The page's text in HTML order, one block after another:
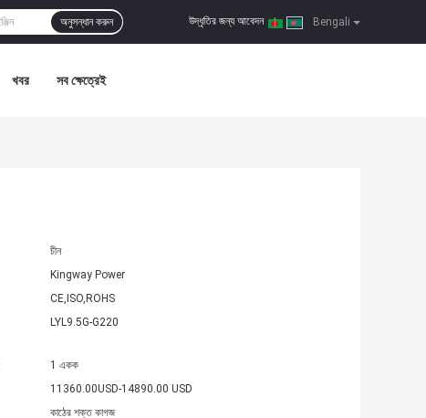
Bengali
উদ্ধৃতির জন্য আবেদন |
অনুসন্ধান করুন
খবর সব ক্ষেত্রেই
চীন
Kingway Power
CE,ISO,ROHS
LYL9.5G-G220
1 একক
11360.00USD-14890.00 USD
কাঠের শক্ত কাগজ